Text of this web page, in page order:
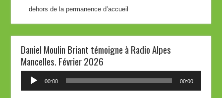
dehors de la permanence d’accueil
Daniel Moulin Briant témoigne à Radio Alpes
Mancelles. Février 2026
Lecteur
00:00 00:00